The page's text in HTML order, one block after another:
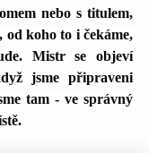
nebo s titulem,
koho to i čekáme,
Mistr se objeví
jsme připraveni
tam - ve správný